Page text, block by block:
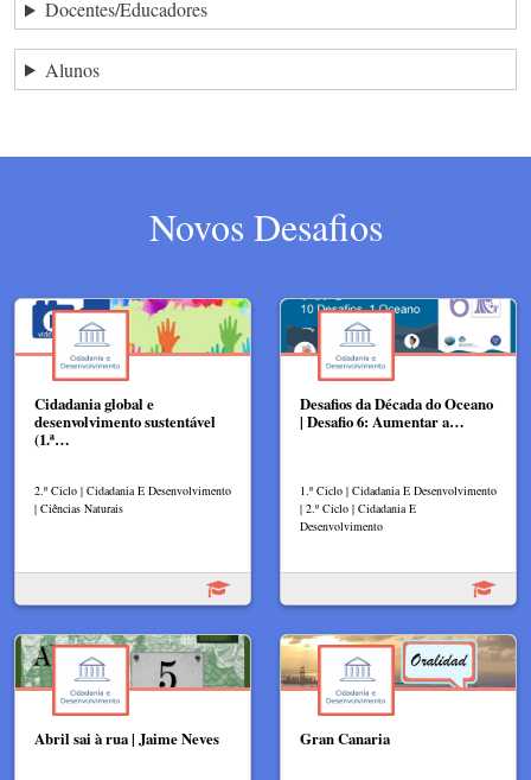
Docentes/Educadores
Alunos
Novos Desafios
Cidadania global e
desenvolvimento sustentável
(1.ª…
2.º Ciclo | Cidadania E Desenvolvimento
| Ciências Naturais
Desafios da Década do Oceano
| Desafio 6: Aumentar a…
1.º Ciclo | Cidadania E Desenvolvimento
| 2.º Ciclo | Cidadania E
Desenvolvimento
Abril sai à rua | Jaime Neves Gran Canaria